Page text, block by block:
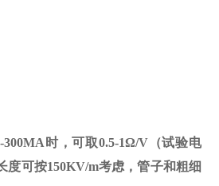
300MA 时，可取0.5-1Ω/V（试验电
度可按150KV/m考虑，管子和粗细